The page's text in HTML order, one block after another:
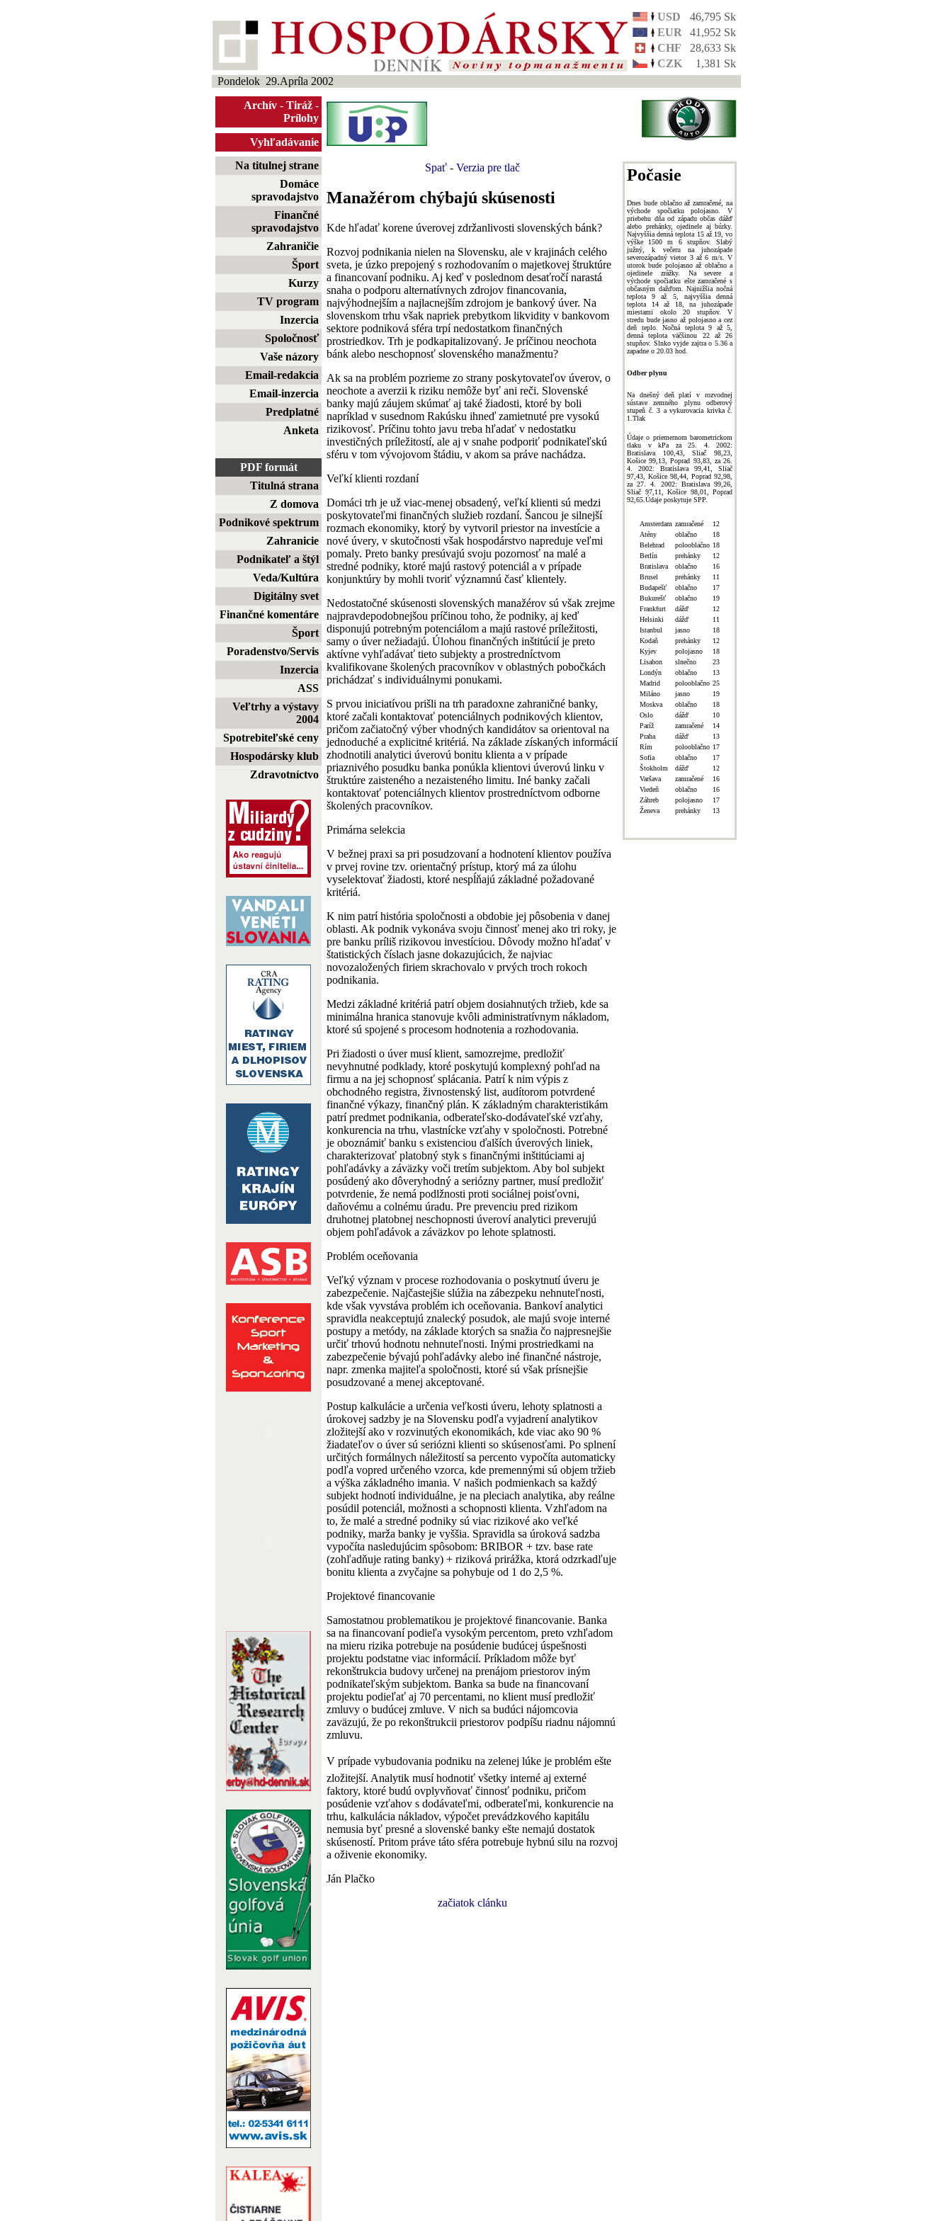
USD
46,795 Sk
EUR
41,952 Sk
CHF
28,633 Sk
CZK
1,381 Sk
Pondelok 29.Apríla 2002
Archív - Tiráž -
Prílohy
Vyhľadávanie
Na titulnej strane
Domáce
spravodajstvo
Finančné
spravodajstvo
Zahraničie
Šport
Kurzy
TV program
Inzercia
Spoločnosť
Vaše názory
Email-redakcia
Email-inzercia
Predplatné
Anketa
PDF formát
Titulná strana
Z domova
Podnikové spektrum
Zahranicie
Podnikateľ a štýl
Veda/Kultúra
Digitálny svet
Finančné komentáre
Šport
Poradenstvo/Servis
Inzercia
ASS
Veľtrhy a výstavy
2004
Spotrebiteľské ceny
Hospodársky klub
Zdravotníctvo
Spať- Verzia pre tlač
Manažérom chýbajú skúsenosti
Kde hľadať korene úverovej zdržanlivosti slovenských bánk?
Rozvoj podnikania nielen na Slovensku, ale v krajinách celého
sveta, je úzko prepojený s rozhodovaním o majetkovej štruktúre
a financovaní podniku. Aj keď v poslednom desaťročí narastá
snaha o podporu alternatívnych zdrojov financovania,
najvýhodnejším a najlacnejším zdrojom je bankový úver. Na
slovenskom trhu však napriek prebytkom likvidity v bankovom
sektore podniková sféra trpí nedostatkom finančných
prostriedkov. Trh je podkapitalizovaný. Je príčinou neochota
bánk alebo neschopnosť slovenského manažmentu?
Ak sa na problém pozrieme zo strany poskytovateľov úverov, o
neochote a averzii k riziku nemôže byť ani reči. Slovenské
banky majú záujem skúmať aj také žiadosti, ktoré by boli
napríklad v susednom Rakúsku ihneď zamietnuté pre vysokú
rizikovosť. Príčinu tohto javu treba hľadať v nedostatku
investičných príležitostí, ale aj v snahe podporiť podnikateľskú
sféru v tom vývojovom štádiu, v akom sa práve nachádza.
Veľkí klienti rozdaní
Domáci trh je už viac-menej obsadený, veľkí klienti sú medzi
poskytovateľmi finančných služieb rozdaní. Šancou je silnejší
rozmach ekonomiky, ktorý by vytvoril priestor na investície a
nové úvery, v skutočnosti však hospodárstvo napreduje veľmi
pomaly. Preto banky presúvajú svoju pozornosť na malé a
stredné podniky, ktoré majú rastový potenciál a v prípade
konjunktúry by mohli tvoriť významnú časť klientely.
Nedostatočné skúsenosti slovenských manažérov sú však zrejme
najpravdepodobnejšou príčinou toho, že podniky, aj keď
disponujú potrebným potenciálom a majú rastové príležitosti,
samy o úver nežiadajú. Úlohou finančných inštitúcií je preto
aktívne vyhľadávať tieto subjekty a prostredníctvom
kvalifikovane školených pracovníkov v oblastných pobočkách
prichádzať s individuálnymi ponukami.
S prvou iniciatívou prišli na trh paradoxne zahraničné banky,
ktoré začali kontaktovať potenciálnych podnikových klientov,
pričom začiatočný výber vhodných kandidátov sa orientoval na
jednoduché a explicitné kritériá. Na základe získaných informácií
zhodnotili analytici úverovú bonitu klienta a v prípade
priaznivého posudku banka ponúkla klientovi úverovú linku v
štruktúre zaisteného a nezaisteného limitu. Iné banky začali
kontaktovať potenciálnych klientov prostredníctvom odborne
školených pracovníkov.
Primárna selekcia
V bežnej praxi sa pri posudzovaní a hodnotení klientov používa
v prvej rovine tzv. orientačný prístup, ktorý má za úlohu
vyselektovať žiadosti, ktoré nespĺňajú základné požadované
kritériá.
K nim patrí história spoločnosti a obdobie jej pôsobenia v danej
oblasti. Ak podnik vykonáva svoju činnosť menej ako tri roky, je
pre banku príliš rizikovou investíciou. Dôvody možno hľadať v
štatistických číslach jasne dokazujúcich, že najviac
novozaložených firiem skrachovalo v prvých troch rokoch
podnikania.
Medzi základné kritériá patrí objem dosiahnutých tržieb, kde sa
minimálna hranica stanovuje kvôli administratívnym nákladom,
ktoré sú spojené s procesom hodnotenia a rozhodovania.
Pri žiadosti o úver musí klient, samozrejme, predložiť
nevyhnutné podklady, ktoré poskytujú komplexný pohľad na
firmu a na jej schopnosť splácania. Patrí k nim výpis z
obchodného registra, živnostenský list, audítorom potvrdené
finančné výkazy, finančný plán. K základným charakteristikám
patrí predmet podnikania, odberateľsko-dodávateľské vzťahy,
konkurencia na trhu, vlastnícke vzťahy v spoločnosti. Potrebné
je oboznámiť banku s existenciou ďalších úverových liniek,
charakterizovať platobný styk s finančnými inštitúciami aj
pohľadávky a záväzky voči tretím subjektom. Aby bol subjekt
posúdený ako dôveryhodný a seriózny partner, musí predložiť
potvrdenie, že nemá podlžnosti proti sociálnej poisťovni,
daňovému a colnému úradu. Pre prevenciu pred rizikom
druhotnej platobnej neschopnosti úveroví analytici preverujú
objem pohľadávok a záväzkov po lehote splatnosti.
Problém oceňovania
Veľký význam v procese rozhodovania o poskytnutí úveru je
zabezpečenie. Najčastejšie slúžia na zábezpeku nehnuteľnosti,
kde však vyvstáva problém ich oceňovania. Bankoví analytici
spravidla neakceptujú znalecký posudok, ale majú svoje interné
postupy a metódy, na základe ktorých sa snažia čo najpresnejšie
určiť trhovú hodnotu nehnuteľnosti. Inými prostriedkami na
zabezpečenie bývajú pohľadávky alebo iné finančné nástroje,
napr. zmenka majiteľa spoločnosti, ktoré sú však prísnejšie
posudzované a menej akceptované.
Postup kalkulácie a určenia veľkosti úveru, lehoty splatnosti a
úrokovej sadzby je na Slovensku podľa vyjadrení analytikov
zložitejší ako v rozvinutých ekonomikách, kde viac ako 90 %
žiadateľov o úver sú seriózni klienti so skúsenosťami. Po splnení
určitých formálnych náležitostí sa percento vypočíta automaticky
podľa vopred určeného vzorca, kde premennými sú objem tržieb
a výška základného imania. V našich podmienkach sa každý
subjekt hodnotí individuálne, je na pleciach analytika, aby reálne
posúdil potenciál, možnosti a schopnosti klienta. Vzhľadom na
to, že malé a stredné podniky sú viac rizikové ako veľké
podniky, marža banky je vyššia. Spravidla sa úroková sadzba
vypočíta nasledujúcim spôsobom: BRIBOR + tzv. base rate
(zohľadňuje rating banky) + riziková prirážka, ktorá odzrkadľuje
bonitu klienta a zvyčajne sa pohybuje od 1 do 2,5 %.
Projektové financovanie
Samostatnou problematikou je projektové financovanie. Banka
sa na financovaní podieľa vysokým percentom, preto vzhľadom
na mieru rizika potrebuje na posúdenie budúcej úspešnosti
projektu podstatne viac informácií. Príkladom môže byť
rekonštrukcia budovy určenej na prenájom priestorov iným
podnikateľským subjektom. Banka sa bude na financovaní
projektu podieľať aj 70 percentami, no klient musí predložiť
zmluvy o budúcej zmluve. V nich sa budúci nájomcovia
zaväzujú, že po rekonštrukcii priestorov podpíšu riadnu nájomnú
zmluvu.
V prípade vybudovania podniku na zelenej lúke je problém ešte
zložitejší. Analytik musí hodnotiť všetky interné aj externé
faktory, ktoré budú ovplyvňovať činnosť podniku, pričom
posúdenie vzťahov s dodávateľmi, odberateľmi, konkurencie na
trhu, kalkulácia nákladov, výpočet prevádzkového kapitálu
nemusia byť presné a slovenské banky ešte nemajú dostatok
skúseností. Pritom práve táto sféra potrebuje hybnú silu na rozvoj
a oživenie ekonomiky.
Ján Plačko
začiatok clánku
Počasie
Dnes bude oblačno až zamračené, na
východe spočiatku polojasno. V
priebehu dňa od západu občas dážď
alebo prehánky, ojedinele aj búrky.
Najvyššia denná teplota 15 až 19, vo
výške 1500 m 6 stupňov. Slabý
južný, k večeru na juhozápade
severozápadný vietor 3 až 6 m/s. V
utorok bude polojasno až oblačno a
ojedinele zrážky. Na severe a
východe spočiatku ešte zamračené s
občasným dažďom. Najnižšia nočná
teplota 9 až 5, najvyššia denná
teplota 14 až 18, na juhozápade
miestami okolo 20 stupňov. V
stredu bude jasno až polojasno a cez
deň teplo. Nočná teplota 9 až 5,
denná teplota väčšinou 22 až 26
stupňov. Slnko vyjde zajtra o 5.36 a
zapadne o 20.03 hod.
Odber plynu
Na dnešný deň platí v rozvodnej
sústave zemného plynu odberový
stupeň č. 3 a vykurovacia krivka č.
1.Tlak
Údaje o priemernom barometrickom
tlaku v kPa za 25. 4. 2002:
Bratislava 100,43, Sliač 98,23,
Košice 99,13, Poprad 93,83, za 26.
4. 2002: Bratislava 99,41, Sliač
97,43, Košice 98,44, Poprad 92,98,
za 27. 4. 2002: Bratislava 99,26,
Sliač 97,11, Košice 98,01, Poprad
92,65.Údaje poskytuje SPP.
Amsterdam zamračené
12
Atény
oblačno
18
Belehrad
polooblačno 18
Berlín
prehánky
12
Bratislava
oblačno
16
Brusel
prehánky
11
Budapešť
oblačno
17
Bukurešť
oblačno
19
Frankfurt
dážď
12
Helsinki
dážď
11
Istanbul
jasno
18
Kodaň
prehánky
12
Kyjev
polojasno
18
Lisabon
slnečno
23
Londýn
oblačno
13
Madrid
polooblačno 25
Miláno
jasno
19
Moskva
oblačno
18
Oslo
dážď
10
Paríž
zamračené
14
Praha
dážď
13
Rím
polooblačno 17
Sofia
oblačno
17
Štokholm
dážď
12
Varšava
zamračené
16
Viedeň
oblačno
16
Záhreb
polojasno
17
Ženeva
prehánky 13